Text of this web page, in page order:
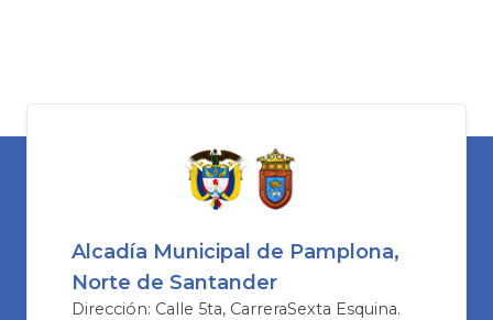
Alcadía Municipal de Pamplona,
Norte de Santander
Dirección: Calle 5ta, CarreraSexta Esquina.